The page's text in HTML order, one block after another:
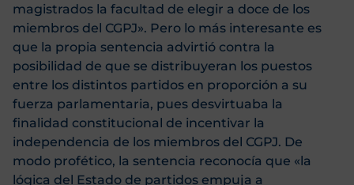
magistrados la facultad de elegir a doce de los
miembros del CGPJ». Pero lo más interesante es
que la propia sentencia advirtió contra la
posibilidad de que se distribuyeran los puestos
entre los distintos partidos en proporción a su
fuerza parlamentaria, pues desvirtuaba la
finalidad constitucional de incentivar la
independencia de los miembros del CGPJ. De
modo profético, la sentencia reconocía que «la
lógica del Estado de partidos empuja a